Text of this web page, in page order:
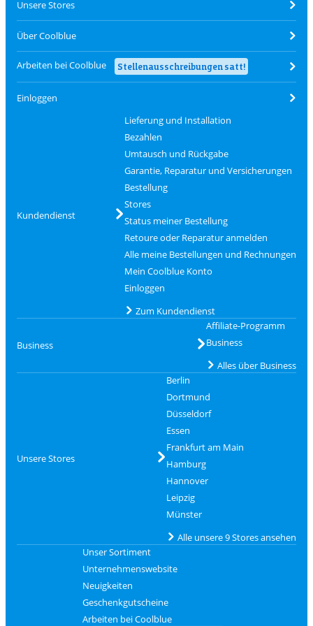
Unsere Stores
Über Coolblue
Arbeiten bei Coolblue Stellenausschreibungen satt!
Einloggen
Kundendienst
Lieferung und Installation
Bezahlen
Umtausch und Rückgabe
Garantie, Reparatur und Versicherungen
Bestellung
Stores
Status meiner Bestellung
Retoure oder Reparatur anmelden
Alle meine Bestellungen und Rechnungen
Mein Coolblue Konto
Einloggen
Zum Kundendienst
Business
Affiliate-Programm
Business
Alles über Business
Unsere Stores
Berlin
Dortmund
Düsseldorf
Essen
Frankfurt am Main
Hamburg
Hannover
Leipzig
Münster
Alle unsere 9 Stores ansehen
Unser Sortiment
Unternehmenswebsite
Neuigkeiten
Geschenkgutscheine
Arbeiten bei Coolblue